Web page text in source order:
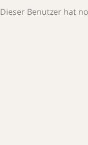
Dieser Benutzer hat